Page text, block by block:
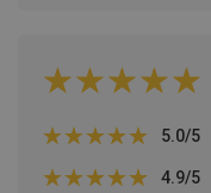
5.0/5
4.9/5